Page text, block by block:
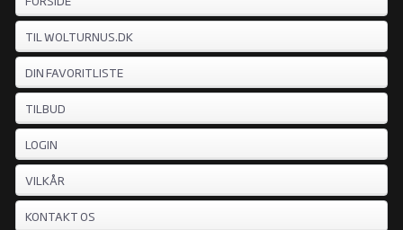
TIL WOLTURNUS.DK
DIN FAVORITLISTE
TILBUD
LOGIN
VILKÅR
KONTAKT OS